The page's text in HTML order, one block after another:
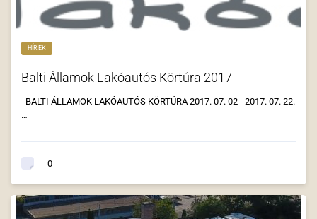
HÍREK
Balti Államok Lakóautós Körtúra 2017
BALTI ÁLLAMOK LAKÓAUTÓS KÖRTÚRA 2017. 07. 02 - 2017. 07. 22.
…
0